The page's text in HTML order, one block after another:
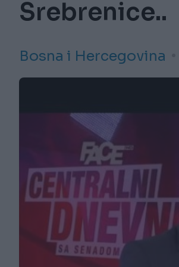
Srebrenice..
Bosna i Hercegovina